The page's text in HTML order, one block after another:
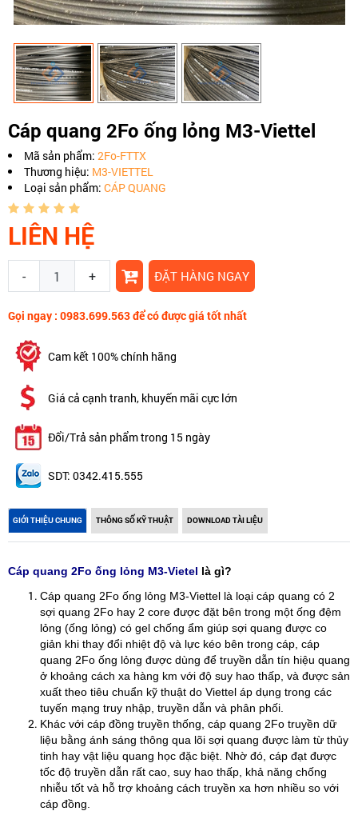
Cáp quang 2Fo ống lỏng M3-Viettel
Mã sản phẩm: 2Fo-FTTX
Thương hiệu: M3-VIETTEL
Loại sản phẩm: CÁP QUANG
LIÊN HỆ
- + ĐẶT HÀNG NGAY
Gọi ngay : 0983.699.563 để có được giá tốt nhất
Cam kết 100% chính hãng
Giá cả cạnh tranh, khuyến mãi cực lớn
Đổi/Trả sản phẩm trong 15 ngày
SDT: 0342.415.555
GIỚI THIỆU CHUNG THÔNG SỐ KỸ THUẬT DOWNLOAD TÀI LIỆU
Cáp quang 2Fo ống lỏng M3-Vietel là gì?
Cáp quang 2Fo ống lỏng M3-Viettel là loại cáp quang có 2
sợi quang 2Fo hay 2 core được đặt bên trong một ống đệm
lỏng (ống lỏng) có gel chống ẩm giúp sợi quang được co
giản khi thay đổi nhiệt độ và lực kéo bên trong cáp, cáp
quang 2Fo ống lỏng được dùng để truyền dẫn tín hiệu quang
ở khoảng cách xa hàng km với độ suy hao thấp, và được sản
xuất theo tiêu chuẩn kỹ thuật do Viettel áp dụng trong các
tuyến mạng truy nhập, truyền dẫn và phân phối.
Khác với cáp đồng truyền thống, cáp quang 2Fo truyền dữ
liệu bằng ánh sáng thông qua lõi sợi quang được làm từ thủy
tinh hay vật liệu quang học đặc biệt. Nhờ đó, cáp đạt được
tốc độ truyền dẫn rất cao, suy hao thấp, khả năng chống
nhiễu tốt và hỗ trợ khoảng cách truyền xa hơn nhiều so với
cáp đồng.